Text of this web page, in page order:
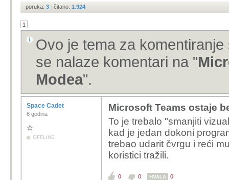
poruka: 3 | čitano: 1.924
1
Ovo je tema za
se nalaze komentari na "
Modea".
Space Cadet
8 godina
OFFLINE
Microsoft Teams ostaje
To je trebalo "smanjiti
kad je jedan dokoni
trebao udarit čvrgu i reći
koristici tražili.
0 0 HVALA 0